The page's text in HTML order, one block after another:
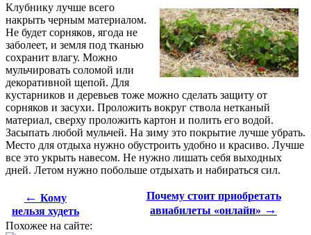
Клубнику лучше всего
накрыть черным материалом.
Не будет сорняков, ягода не
заболеет, и земля под тканью
сохранит влагу. Можно
мульчировать соломой или
декоративной щепой. Для
кустарников и деревьев тоже можно сделать защиту от
сорняков и засухи. Проложить вокруг ствола нетканый
материал, сверху проложить картон и полить его водой.
Засыпать любой мульчей. На зиму это покрытие лучше убрать.
Место для отдыха нужно обустроить удобно и красиво. Лучше
все это укрыть навесом. Не нужно лишать себя выходных
дней. Летом нужно побольше отдыхать и набираться сил.
← Кому
нельзя худеть
Почему стоит приобретать
авиабилеты «онлайн» →
Похожее на сайте: